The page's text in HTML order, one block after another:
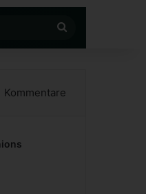
nach
Kommentare